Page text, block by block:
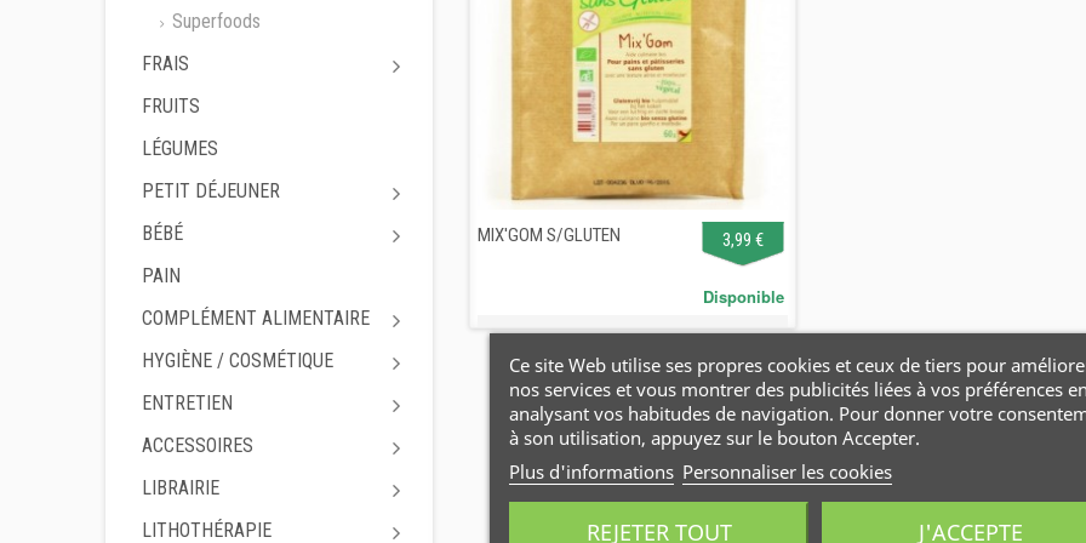
Superfoods
FRAIS
FRUITS
LÉGUMES
PETIT DÉJEUNER
BÉBÉ
PAIN
COMPLÉMENT ALIMENTAIRE
HYGIÈNE / COSMÉTIQUE
ENTRETIEN
ACCESSOIRES
LIBRAIRIE
LITHOTHÉRAPIE
MIX'GOM S/GLUTEN 3,99 €
Disponible
Ce site Web utilise ses propres cookies et ceux de tiers pour
nos services et vous montrer des publicités liées à vos préférences en
analysant vos habitudes de navigation. Pour donner votre
à son utilisation, appuyez sur le bouton Accepter.
Plus d'informations Personnaliser les cookies
REJETER TOUT J'ACCEPTE